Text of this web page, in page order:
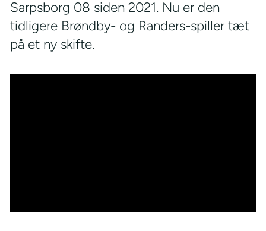
Sarpsborg 08 siden 2021. Nu er den
tidligere Brøndby- og Randers-spiller tæt
på et ny skifte.